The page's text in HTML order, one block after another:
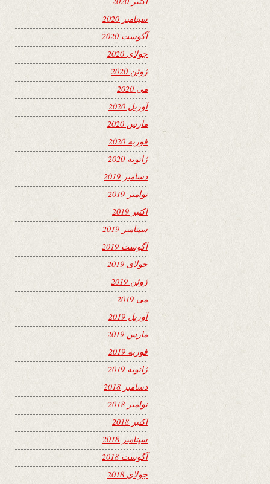
سپتامبر 2020
آگوست 2020
جولای 2020
ژوئن 2020
می 2020
آوریل 2020
مارس 2020
فوریه 2020
ژانویه 2020
دسامبر 2019
نوامبر 2019
اکتبر 2019
سپتامبر 2019
آگوست 2019
جولای 2019
ژوئن 2019
می 2019
آوریل 2019
مارس 2019
فوریه 2019
ژانویه 2019
دسامبر 2018
نوامبر 2018
اکتبر 2018
سپتامبر 2018
آگوست 2018
جولای 2018